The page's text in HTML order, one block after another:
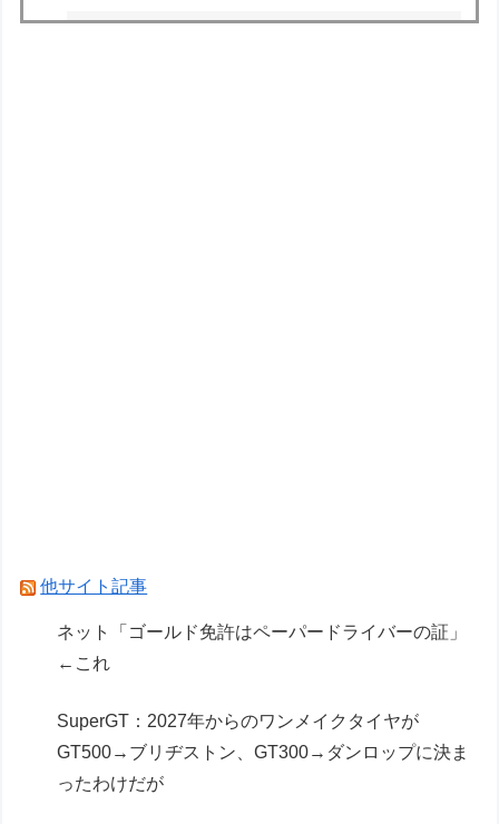
ドラクエのゼシカとかいう人気キャラwww
他サイト記事
ネット「ゴールド免許はペーパードライバーの証」
←これ
SuperGT：2027年からのワンメイクタイヤが
GT500→ブリヂストン、GT300→ダンロップに決ま
ったわけだが